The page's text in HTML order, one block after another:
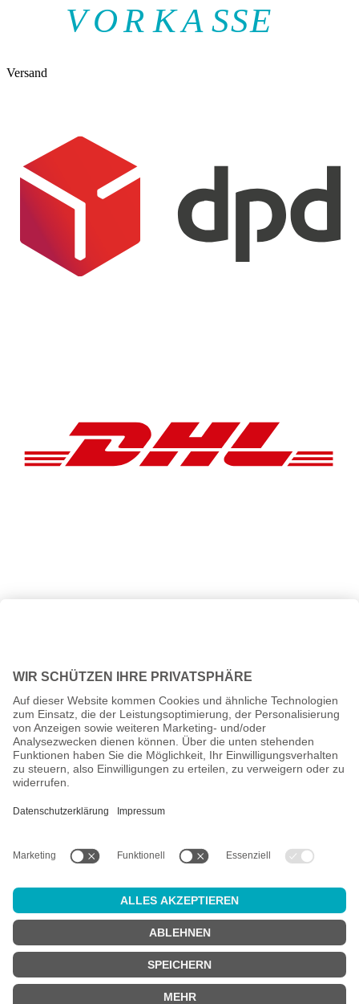
VOR KA SSE
Versand
ggf. Nachnahmegebühren, wenn nicht anders angegeben.
Altersprüfung
Achtung:um diesen Onlineshop zu nutzen, müssen Siemindestens
18 Jahre alt
Sind Sie 18 Jahre alt oder älter?